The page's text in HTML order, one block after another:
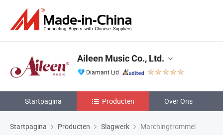
Aileen Music Co., Ltd.
Diamant Lid
Startpagina Producten Over Ons
Startpagina Producten Slagwerk Marchingtrommel